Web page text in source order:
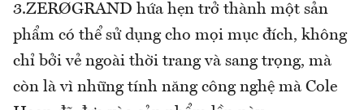
3.ZERØGRAND hứa hẹn trở thành một sản
phẩm có thể sử dụng cho mọi mục đích, không
chỉ bởi vẻ ngoài thời trang và sang trọng, mà
còn là vì những tính năng công nghệ mà Cole